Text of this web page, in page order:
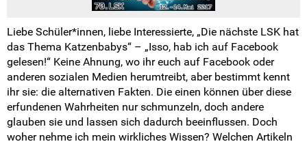
Liebe Schüler*innen, liebe Interessierte, „Die nächste LSK hat
das Thema Katzenbabys“ – „Isso, hab ich auf Facebook
gelesen!“ Keine Ahnung, wo ihr euch auf Facebook oder
anderen sozialen Medien herumtreibt, aber bestimmt kennt
ihr sie: die alternativen Fakten. Die einen können über diese
erfundenen Wahrheiten nur schmunzeln, doch andere
glauben sie und lassen sich dadurch beeinflussen. Doch
woher nehme ich mein wirkliches Wissen? Welchen Artikeln